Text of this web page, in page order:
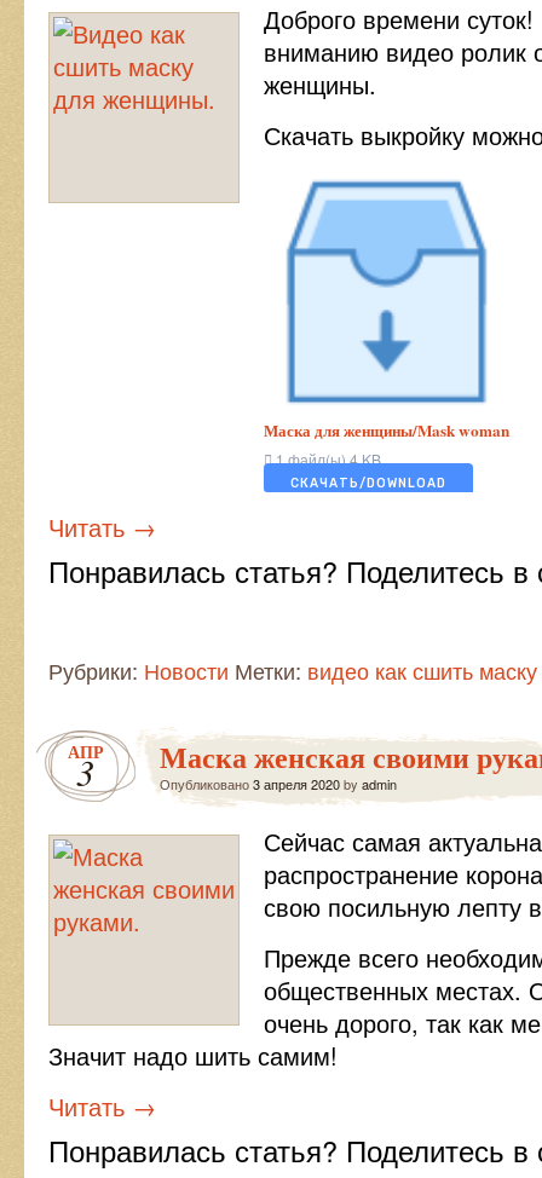
Доброго времени
вниманию видео ролик
женщины.
Скачать выкройку
Маска для женщины/Mask woman
1 файл(ы)4 KB
СКАЧАТЬ/DOWNLOAD
Читать →
Понравилась статья? Поделитесь в
Рубрики: Новости Метки: видео как сшить маску
АПР
3 Маска женская своими
Опубликовано3 апреля 2020by admin
Сейчас самая
распространение
свою посильную лепту
Прежде всего
общественных местах.
очень дорого, так как
Значит надо шить самим!
Читать →
Понравилась статья? Поделитесь в